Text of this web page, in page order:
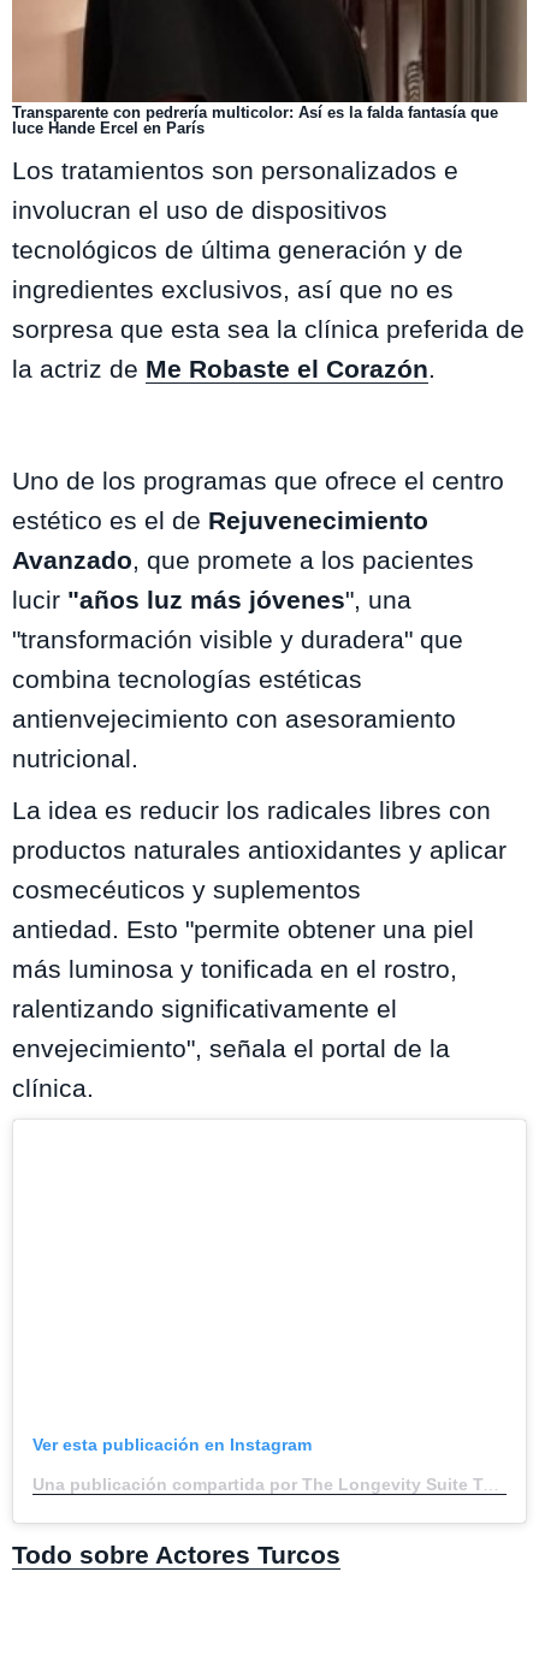
Transparente con pedrería multicolor: Así es la falda fantasía que
luce Hande Ercel en París
Los tratamientos son personalizados e
involucran el uso de dispositivos
tecnológicos de última generación y de
ingredientes exclusivos, así que no es
sorpresa que esta sea la clínica preferida de
la actriz de Me Robaste el Corazón
Uno de los programas que ofrece el centro
estético es el de Rejuvenecimiento
Avanzado , que promete a los pacientes
lucir "años luz más jóvenes", una
"transformación visible y duradera" que
combina tecnologías estéticas
antienvejecimiento con asesoramiento
nutricional.
La idea es reducir los radicales libres con
productos naturales antioxidantes y aplicar
cosmecéuticos y suplementos
antiedad. Esto "permite obtener una piel
más luminosa y tonificada en el rostro,
ralentizando significativamente el
envejecimiento", señala el portal de la
clínica.
Ver esta publicación en Instagram
Una publicación compartida por The Longevity Suite Turkey (@thelongevitysuite_turkey_)
Todo sobre Actores Turcos